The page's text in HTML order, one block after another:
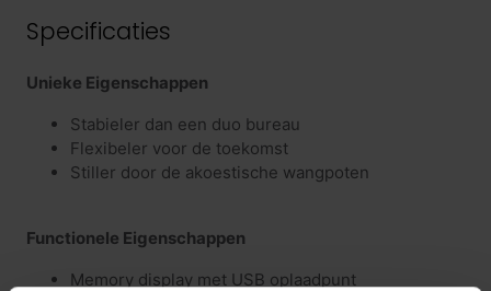
Specificaties
Unieke Eigenschappen
Stabieler dan een duo bureau
Flexibeler voor de toekomst
Stiller door de akoestische wangpoten
Functionele Eigenschappen
Memory display met USB oplaadpunt